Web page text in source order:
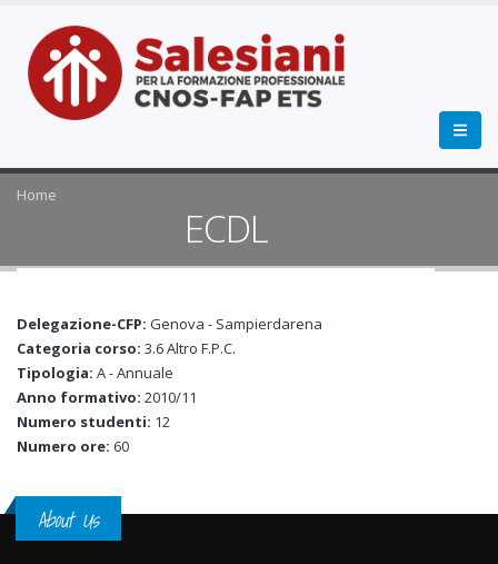
Home
ECDL
Delegazione-CFP: Genova - Sampierdarena
Categoria corso: 3.6 Altro F.P.C.
Tipologia: A - Annuale
Anno formativo: 2010/11
Numero studenti: 12
Numero ore: 60
About Us